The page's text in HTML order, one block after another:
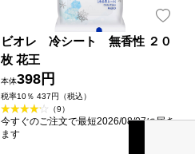
ビオレ 冷シート 無香性 ２０
枚 花王
本体398円
税率10％ 437円（税込）
（9）
今すぐのご注文で最短2026/08/07に届き
ます